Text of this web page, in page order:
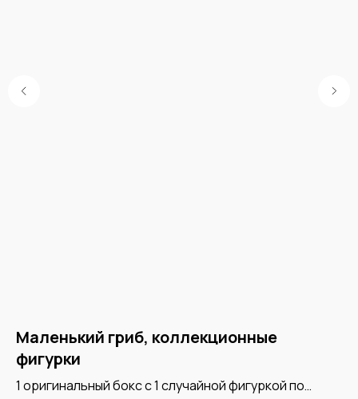
Маленький гриб, коллекционные
фигурки
1 оригинальный бокс с 1 случайной фигуркой по